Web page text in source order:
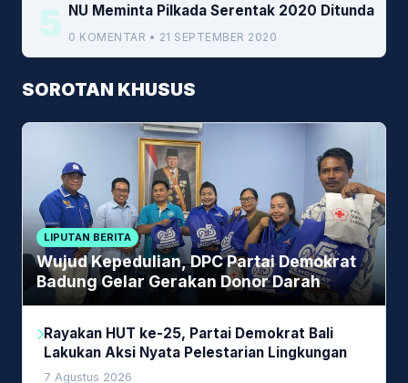
5 NU Meminta Pilkada Serentak 2020 Ditunda
0 KOMENTAR • 21 SEPTEMBER 2020
SOROTAN KHUSUS
LIPUTAN BERITA
Wujud Kepedulian, DPC Partai Demokrat
Badung Gelar Gerakan Donor Darah
Rayakan HUT ke-25, Partai Demokrat Bali
Lakukan Aksi Nyata Pelestarian Lingkungan
7 Agustus 2026